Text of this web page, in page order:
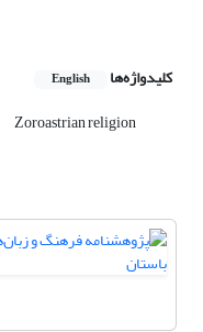
کلیدواژه‌ها English
Zoroastrian religion